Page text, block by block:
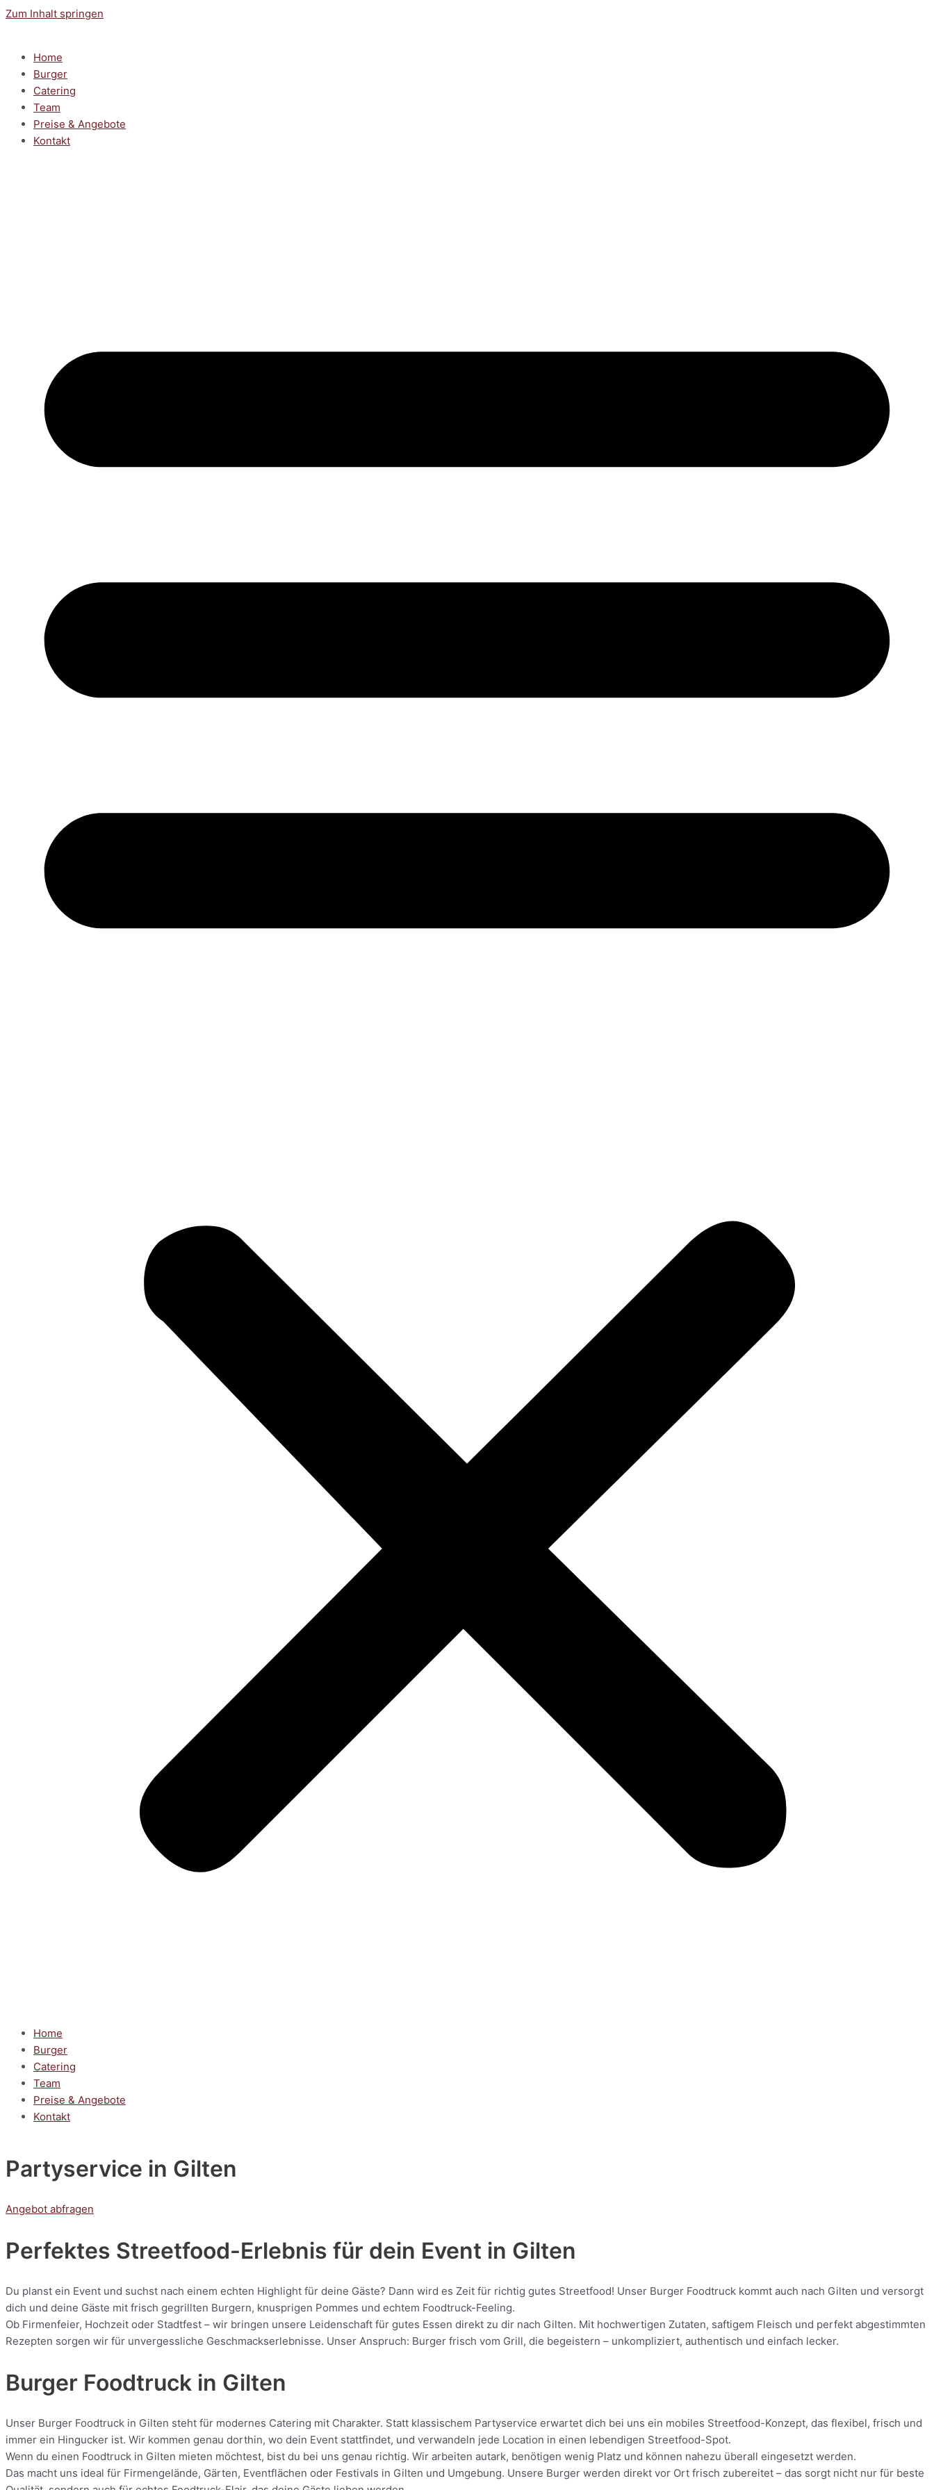
Zum Inhalt springen
Home
Burger
Catering
Team
Preise & Angebote
Kontakt
Home
Burger
Catering
Team
Preise & Angebote
Kontakt
Partyservice in Gilten
Angebot abfragen
Perfektes Streetfood-Erlebnis für dein Event in Gilten
Du planst ein Event und suchst nach einem echten Highlight für deine Gäste? Dann wird es Zeit für richtig gutes Streetfood! Unser Burger Foodtruck kommt auch nach Gilten und versorgt
dich und deine Gäste mit frisch gegrillten Burgern, knusprigen Pommes und echtem Foodtruck-Feeling.
Ob Firmenfeier, Hochzeit oder Stadtfest – wir bringen unsere Leidenschaft für gutes Essen direkt zu dir nach Gilten. Mit hochwertigen Zutaten, saftigem Fleisch und perfekt abgestimmten
Rezepten sorgen wir für unvergessliche Geschmackserlebnisse. Unser Anspruch: Burger frisch vom Grill, die begeistern – unkompliziert, authentisch und einfach lecker.
Burger Foodtruck in Gilten
Unser Burger Foodtruck in Gilten steht für modernes Catering mit Charakter. Statt klassischem Partyservice erwartet dich bei uns ein mobiles Streetfood-Konzept, das flexibel, frisch und
immer ein Hingucker ist. Wir kommen genau dorthin, wo dein Event stattfindet, und verwandeln jede Location in einen lebendigen Streetfood-Spot.
Wenn du einen Foodtruck in Gilten mieten möchtest, bist du bei uns genau richtig. Wir arbeiten autark, benötigen wenig Platz und können nahezu überall eingesetzt werden.
Das macht uns ideal für Firmengelände, Gärten, Eventflächen oder Festivals in Gilten und Umgebung. Unsere Burger werden direkt vor Ort frisch zubereitet – das sorgt nicht nur für beste